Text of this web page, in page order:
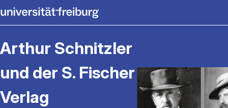
Arthur Schnitzler
und der S. Fischer
Verlag